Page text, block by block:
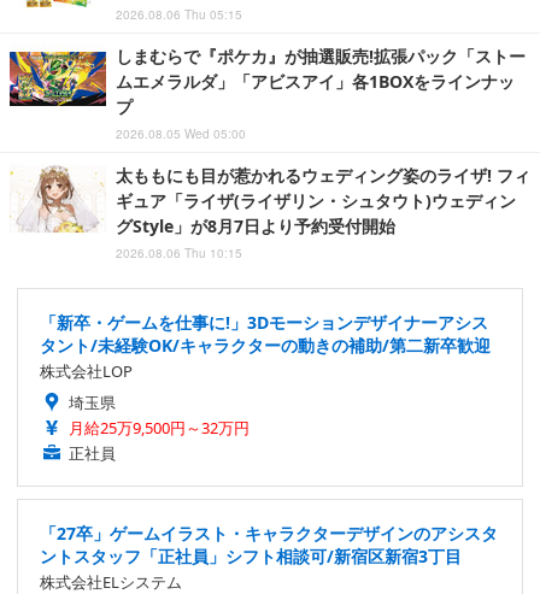
2026.08.06 Thu 05:15
しまむらで『ポケカ』が抽選販売!拡張パック「ストー
ムエメラルダ」「アビスアイ」各1BOXをラインナッ
プ
2026.08.05 Wed 05:00
太ももにも目が惹かれるウェディング姿のライザ! フィ
ギュア「ライザ(ライザリン・シュタウト)ウェディン
グStyle」が8月7日より予約受付開始
2026.08.06 Thu 10:15
「新卒・ゲームを仕事に!」3Dモーションデザイナーアシス
タント/未経験OK/キャラクターの動きの補助/第二新卒歓迎
株式会社LOP
埼玉県
月給25万9,500円～32万円
正社員
「27卒」ゲームイラスト・キャラクターデザインのアシスタ
ントスタッフ「正社員」シフト相談可/新宿区新宿3丁目
株式会社ELシステム